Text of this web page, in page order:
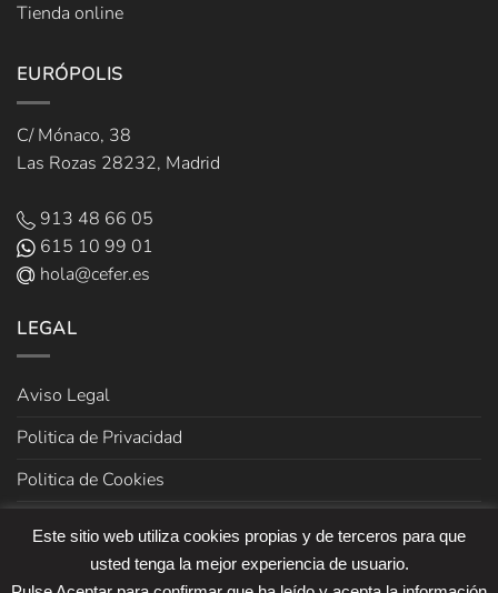
Tienda online
EURÓPOLIS
C/ Mónaco, 38
Las Rozas 28232, Madrid
913 48 66 05
615 10 99 01
hola@cefer.es
LEGAL
Aviso Legal
Politica de Privacidad
Politica de Cookies
Este sitio web utiliza cookies propias y de terceros para que
usted tenga la mejor experiencia de usuario.